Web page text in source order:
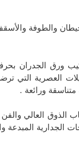
والطوفة
ورق الجدران
العصرية التي
متناسقة ورائعة .
العالي والفن
الجدارية المبدعة